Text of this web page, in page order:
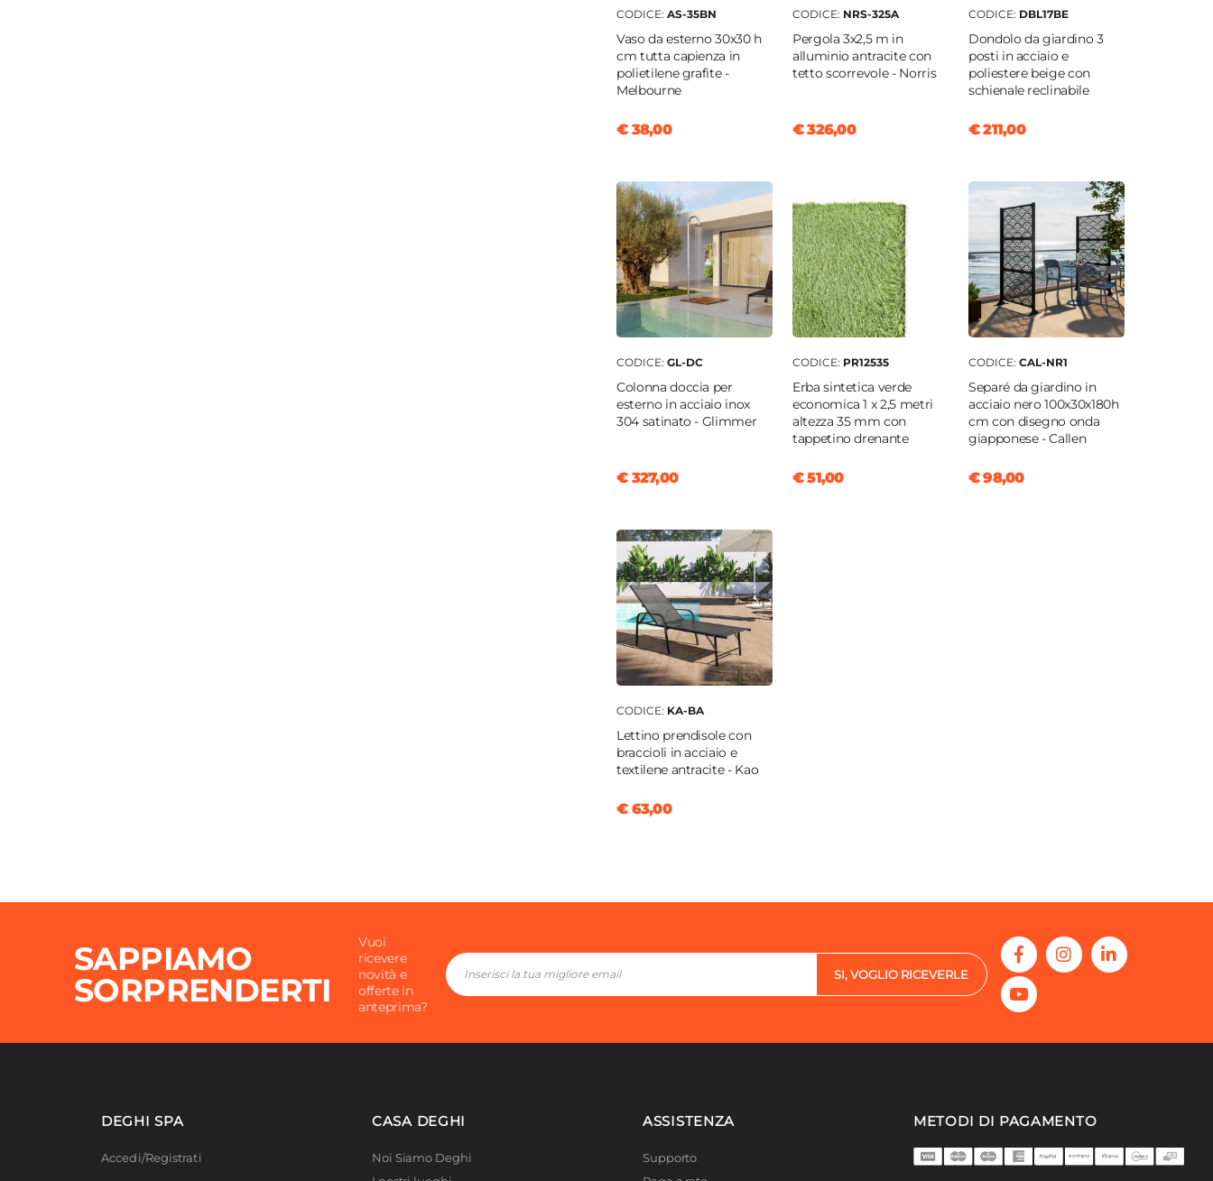
CODICE: AS-35BN
Vaso da esterno 30x30 h
cm tutta capienza in
polietilene grafite -
Melbourne
€ 38,00
CODICE: NRS-325A
Pergola 3x2,5 m in
alluminio antracite con
tetto scorrevole - Norris
€ 326,00
CODICE: DBL17BE
Dondolo da giardino 3
posti in acciaio e
poliestere beige con
schienale reclinabile
€ 211,00
CODICE: GL-DC
Colonna doccia per
esterno in acciaio inox
304 satinato - Glimmer
€ 327,00
CODICE: PR12535
Erba sintetica verde
economica 1 x 2,5 metri
altezza 35 mm con
tappetino drenante
€ 51,00
CODICE: CAL-NR1
Separé da giardino in
acciaio nero 100x30x180h
cm con disegno onda
giapponese - Callen
€ 98,00
CODICE: KA-BA
Lettino prendisole con
braccioli in acciaio e
textilene antracite - Kao
€ 63,00
SAPPIAMO
SORPRENDERTI
Vuoi
ricevere
novità e
offerte in
anteprima?
SI, VOGLIO RICEVERLE
DEGHI SPA
Accedi/Registrati
CASA DEGHI
Noi Siamo Deghi
ASSISTENZA
Supporto
METODI DI PAGAMENTO